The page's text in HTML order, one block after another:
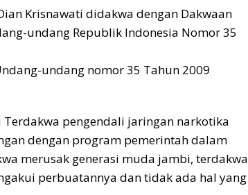
Krisnawati didakwa dengan Dakwaan
undang Republik Indonesia Nomor 35
undang nomor 35 Tahun 2009
pengendali jaringan narkotika
dengan program pemerintah dalam
merusak generasi muda jambi, terdakwa
perbuatannya dan tidak ada hal yang